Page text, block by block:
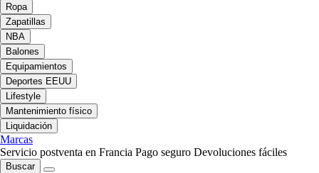
Ropa
Zapatillas
NBA
Balones
Equipamientos
Deportes EEUU
Lifestyle
Mantenimiento físico
Liquidación
Marcas
Servicio postventa en Francia Pago seguro Devoluciones fáciles
Buscar